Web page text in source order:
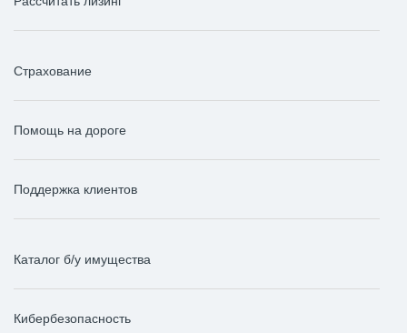
Страхование
Помощь на дороге
Поддержка клиентов
Каталог б/у имущества
Кибербезопасность